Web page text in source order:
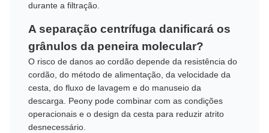
durante a filtração.
A separação centrífuga danificará os
grânulos da peneira molecular?
O risco de danos ao cordão depende da resistência do
cordão, do método de alimentação, da velocidade da
cesta, do fluxo de lavagem e do manuseio da
descarga. Peony pode combinar com as condições
operacionais e o design da cesta para reduzir atrito
desnecessário.